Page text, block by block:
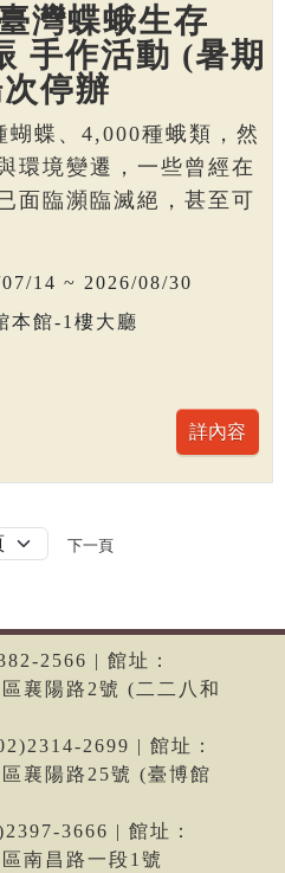
灣蝶蛾生存
手作活動 (暑期
停辦
蝴蝶、4,000種蛾類，然
環境變遷，一些曾經在
面臨瀕臨滅絕，甚至可
14 ~ 2026/08/30
本館-1樓大廳
下一頁
2566 | 館址：
襄陽路2號 (二二八和
2699 | 館址：
襄陽路25號 (臺博館
3666 | 館址：
南昌路一段1號